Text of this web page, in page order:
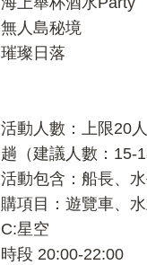
無人島秘境
璀璨日落
活動人數：上限20人
趟（建議人數：15-
活動包含：船長、
購項目：遊覽車、
C:星空
時段 20:00-22:00